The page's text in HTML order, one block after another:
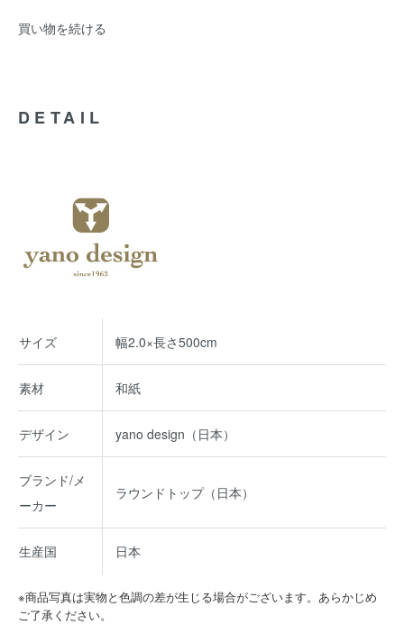
買い物を続ける
DETAIL
サイズ 幅2.0×長さ500cm
素材 和紙
デザイン yano design（日本）
ブランド/メ
ーカー
ラウンドトップ（日本）
生産国 日本
※商品写真は実物と色調の差が生じる場合がございます。あらかじめ
ご了承ください。